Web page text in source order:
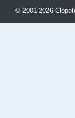
© 2001-2026